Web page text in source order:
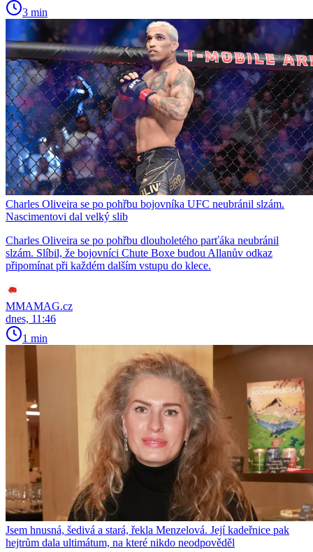
3 min
Charles Oliveira se po pohřbu bojovníka UFC neubránil slzám.
Nascimentovi dal velký slib
Charles Oliveira se po pohřbu dlouholetého parťáka neubránil
slzám. Slíbil, že bojovníci Chute Boxe budou Allanův odkaz
připomínat při každém dalším vstupu do klece.
MMAMAG.cz
dnes, 11:46
1 min
Jsem hnusná, šedivá a stará, řekla Menzelová. Její kadeřnice pak
hejtrům dala ultimátum, na které nikdo neodpověděl